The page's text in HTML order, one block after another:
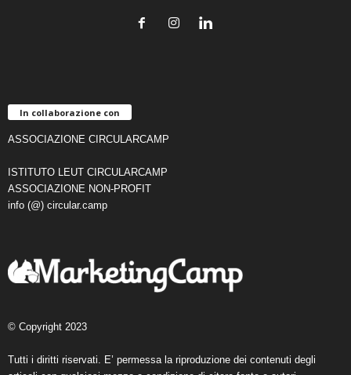
In collaborazione con
ASSOCIAZIONE CIRCULARCAMP
ISTITUTO LEUT CIRCULARCAMP
ASSOCIAZIONE NON-PROFIT
info (@) circular.camp
© Copyright 2023
Tutti i diritti riservati. E’ permessa la riproduzione dei contenuti degli